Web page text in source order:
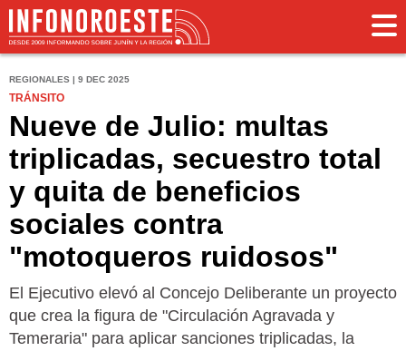
REGIONALES | 9 DEC 2025
TRÁNSITO
Nueve de Julio: multas
triplicadas, secuestro total
y quita de beneficios
sociales contra
"motoqueros ruidosos"
El Ejecutivo elevó al Concejo Deliberante un proyecto
que crea la figura de "Circulación Agravada y
Temeraria" para aplicar sanciones triplicadas, la